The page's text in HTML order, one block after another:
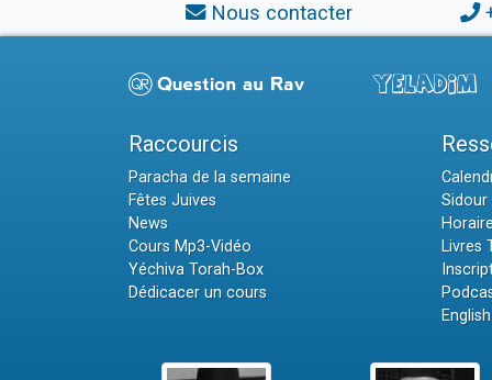
Nous contacter
Raccourcis
Paracha de la semaine
Fêtes Juives
News
Cours Mp3-Vidéo
Yéchiva Torah-Box
Dédicacer un cours
Sidour
Livres